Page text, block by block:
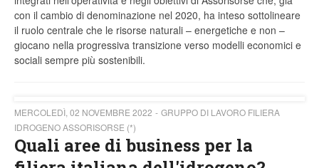
con il cambio di denominazione nel 2020, ha inteso sottolineare
il ruolo centrale che le risorse naturali – energetiche e non –
giocano nella progressiva transizione verso modelli economici e
sociali sempre più sostenibili.
MERCOLEDÌ, 02 NOVEMBRE 2022
GRUPPO DI LAVORO FILIERA
IDROGENO ASSORISORSE (*)
Quali aree di business per la